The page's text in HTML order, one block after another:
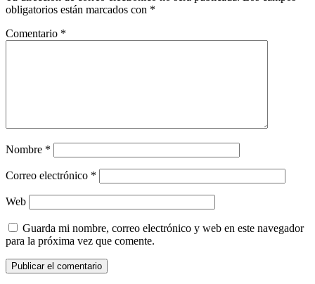
obligatorios están marcados con *
Comentario *
Nombre *
Correo electrónico *
Web
Guarda mi nombre, correo electrónico y web en este navegador
para la próxima vez que comente.